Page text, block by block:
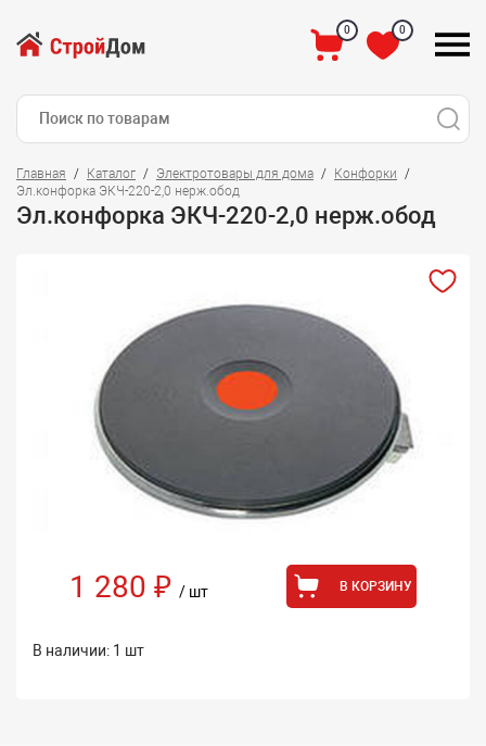
0 0
Главная Каталог Электротовары для дома
Конфорки
Эл.конфорка ЭКЧ-220-2,0 нерж.обод
Эл.конфорка ЭКЧ-220-2,0 нерж.обод
1 280 ₽ / шт В КОРЗИНУ
В наличии: 1 шт